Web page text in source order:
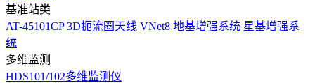
基准站类
AT-45101CP 3D扼流圈天线 VNet8 地基增强系统 星基增强系
统
多维监测
HDS101/102多维监测仪